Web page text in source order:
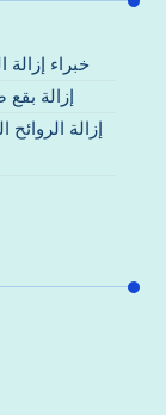
خبراء
إزالة
إزالة